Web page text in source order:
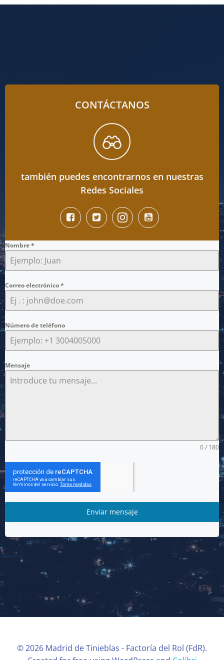
CONTÁCTANOS
también puedes encontrarnos en nuestras
Redes Sociales
Nombre*
Correo electrónico*
Número de teléfono
Mensaje
0 / 180
Enviar mensaje
© 2026 Madrid de Tinieblas - Factoría del Rol (FdR).